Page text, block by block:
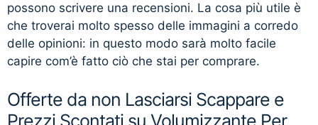
possono scrivere una recensioni. La cosa più utile è
che troverai molto spesso delle immagini a corredo
delle opinioni: in questo modo sarà molto facile
capire com’è fatto ciò che stai per comprare.
Offerte da non Lasciarsi Scappare e
Prezzi Scontati su Volumizzante Per